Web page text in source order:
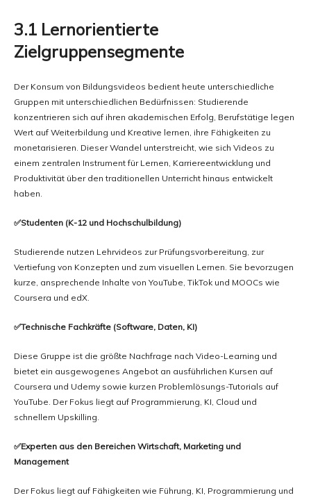
3.1 Lernorientierte
Zielgruppensegmente
Der Konsum von Bildungsvideos bedient heute unterschiedliche
Gruppen mit unterschiedlichen Bedürfnissen: Studierende
konzentrieren sich auf ihren akademischen Erfolg, Berufstätige legen
Wert auf Weiterbildung und Kreative lernen, ihre Fähigkeiten zu
monetarisieren. Dieser Wandel unterstreicht, wie sich Videos zu
einem zentralen Instrument für Lernen, Karriereentwicklung und
Produktivität über den traditionellen Unterricht hinaus entwickelt
haben.
✅Studenten (K-12 und Hochschulbildung)
Studierende nutzen Lehrvideos zur Prüfungsvorbereitung, zur
Vertiefung von Konzepten und zum visuellen Lernen. Sie bevorzugen
kurze, ansprechende Inhalte von YouTube, TikTok und MOOCs wie
Coursera und edX.
✅Technische Fachkräfte (Software, Daten, KI)
Diese Gruppe ist die größte Nachfrage nach Video-Learning und
bietet ein ausgewogenes Angebot an ausführlichen Kursen auf
Coursera und Udemy sowie kurzen Problemlösungs-Tutorials auf
YouTube. Der Fokus liegt auf Programmierung, KI, Cloud und
schnellem Upskilling.
✅Experten aus den Bereichen Wirtschaft, Marketing und
Management
Der Fokus liegt auf Fähigkeiten wie Führung, KI, Programmierung und